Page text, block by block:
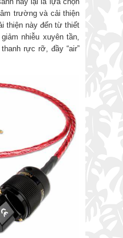
trường và cải thiện
thiện này đến từ thiết
nhiễu xuyên tần,
rực rỡ, đầy “air”